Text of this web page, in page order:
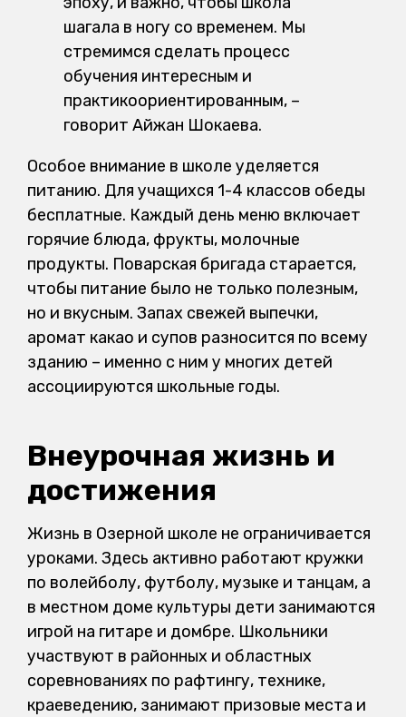
шагала в ногу со временем. Мы
стремимся сделать процесс
обучения интересным и
практикоориентированным, –
говорит Айжан Шокаева.
Особое внимание в школе уделяется
питанию. Для учащихся 1-4 классов обеды
бесплатные. Каждый день меню включает
горячие блюда, фрукты, молочные
продукты. Поварская бригада старается,
чтобы питание было не только полезным,
но и вкусным. Запах свежей выпечки,
аромат какао и супов разносится по всему
зданию – именно с ним у многих детей
ассоциируются школьные годы.
Внеурочная жизнь и
достижения
Жизнь в Озерной школе не ограничивается
уроками. Здесь активно работают кружки
по волейболу, футболу, музыке и танцам, а
в местном доме культуры дети занимаются
игрой на гитаре и домбре. Школьники
участвуют в районных и областных
соревнованиях по рафтингу, технике,
краеведению, занимают призовые места и